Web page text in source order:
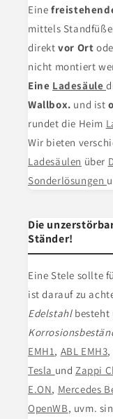
Eine
mittels
direktvor Ort
nicht montiert
Eine Ladesäule
Wallbox. und ist
rundet die Heim
Wir bieten
Ladesäulen über
Sonderlösungen
Die
Ständer!
Eine Stele sollte
ist darauf zu
Edelstahlbesteht
EMH1, ABL EMH3,
Tesla undZappi
E.ON, Mercedes
OpenWB, uvm.